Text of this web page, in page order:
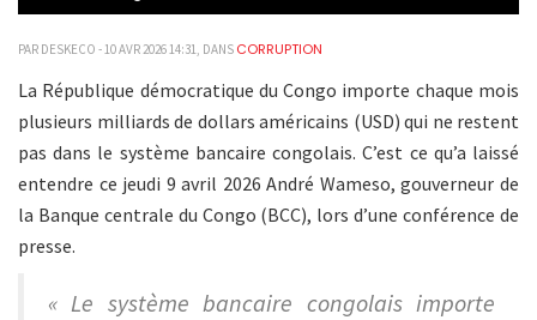
PAR DESKECO - 10 AVR 2026 14:31, DANS CORRUPTION
La République démocratique du Congo importe chaque mois
plusieurs milliards de dollars américains (USD) qui ne restent
pas dans le système bancaire congolais. C’est ce qu’a laissé
entendre ce jeudi 9 avril 2026 André Wameso, gouverneur de
la Banque centrale du Congo (BCC), lors d’une conférence de
presse.
« Le système bancaire congolais importe